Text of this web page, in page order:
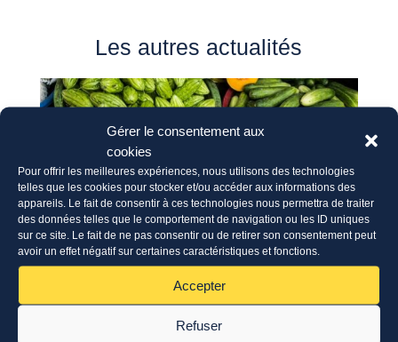
Gérer le consentement aux
cookies
Pour offrir les meilleures expériences, nous utilisons des technologies
telles que les cookies pour stocker et/ou accéder aux informations des
appareils. Le fait de consentir à ces technologies nous permettra de traiter
des données telles que le comportement de navigation ou les ID uniques
sur ce site. Le fait de ne pas consentir ou de retirer son consentement peut
avoir un effet négatif sur certaines caractéristiques et fonctions.
Accepter
Refuser
Les autres actualités
Soutien à des actions de prévention du